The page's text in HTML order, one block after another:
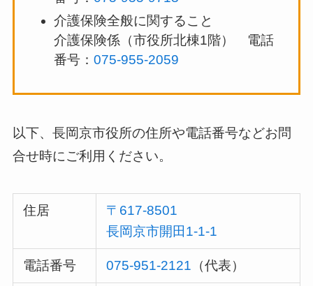
介護保険全般に関すること
介護保険係（市役所北棟1階） 電話
番号：075-955-2059
以下、長岡京市役所の住所や電話番号などお問
合せ時にご利用ください。
住居
〒617-8501
長岡京市開田1-1-1
電話番号 075-951-2121 （代表）